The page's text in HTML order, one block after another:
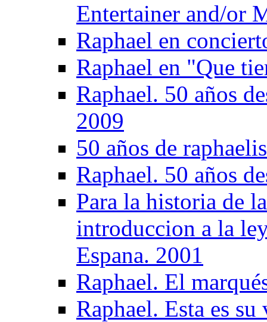
Entertainer and/or
Raphael en
Raphael en "Que
Raphael. 50 años
2009
50 años de
Raphael. 50 años
Para la historia de
introduccion a la
Espana. 2001
Raphael. El
Raphael. Esta es